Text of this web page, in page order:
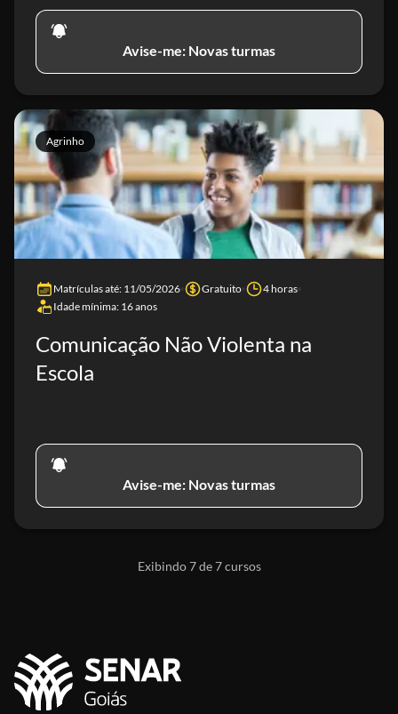
Avise-me: Novas turmas
Agrinho
Matrículas até: 11/05/2026 Gratuito
4 horas
Idade mínima: 16 anos
Comunicação Não Violenta na
Escola
Avise-me: Novas turmas
Exibindo 7 de 7 cursos